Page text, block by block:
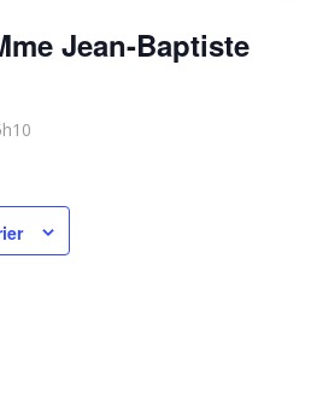
Jean-Baptiste